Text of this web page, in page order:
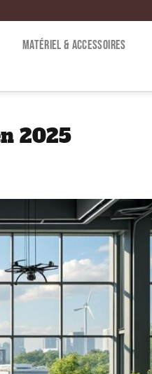
MATÉRIEL & ACCESSOIRES
2025